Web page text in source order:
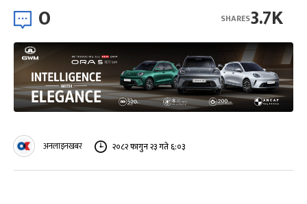
0 3.7K
SHARES
अनलाइनखबर २०८२ फागुन २३ गते ६:०३